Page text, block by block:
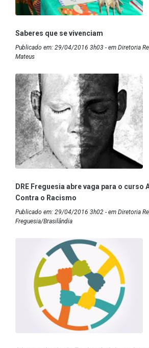
Saberes que se vivenciam
Publicado em: 29/04/2016 3h03 - em Diretoria
Mateus
DRE Freguesia abre vaga para o curso
Contra o Racismo
Publicado em: 29/04/2016 3h02 - em Diretoria
Freguesia/Brasilândia